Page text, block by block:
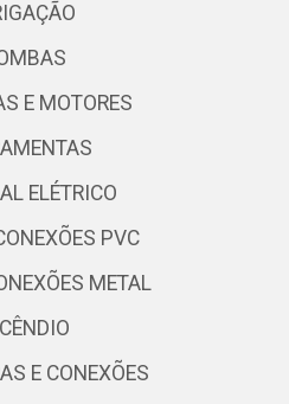
E MOTORES
ELÉTRICO
PVC
METAL
E CONEXÕES